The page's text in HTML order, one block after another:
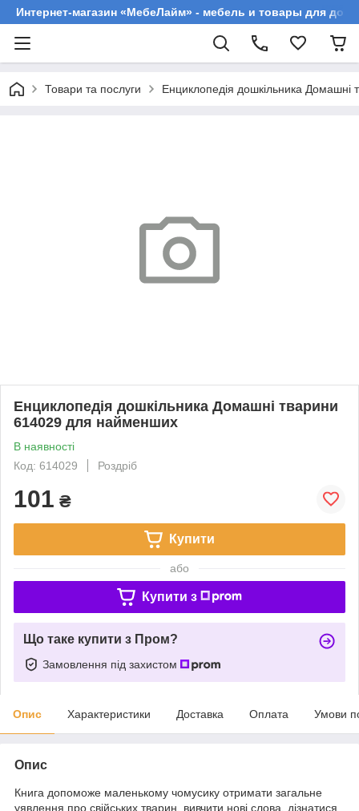
Интернет-магазин «МебеЛайм» - мебель и товары для
Товари та послуги Енциклопедія дошкільника
Енциклопедія дошкільника Домашні тварини
614029 для найменших
В наявності
Код: 614029
Роздріб
101 ₴
Купити
або
Купити з
Що таке купити з Пром?
Замовлення під захистом
Опис Характеристики Доставка Оплата Умови
Опис
Книга допоможе маленькому чомусику отримати загальне
уявлення про свійських тварин, вивчити нові слова, дізнатися